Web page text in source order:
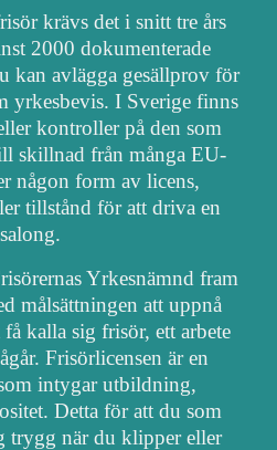
krävs det i snitt tre års
2000 dokumenterade
kan avlägga gesällprov för
yrkesbevis. I Sverige finns
kontroller på den som
skillnad från många EU-
någon form av licens,
tillstånd för att driva en
salong.
Yrkesnämnd fram
målsättningen att uppnå
kalla sig frisör, ett arbete
Frisörlicensen är en
intygar utbildning,
Detta för att du som
trygg när du klipper eller